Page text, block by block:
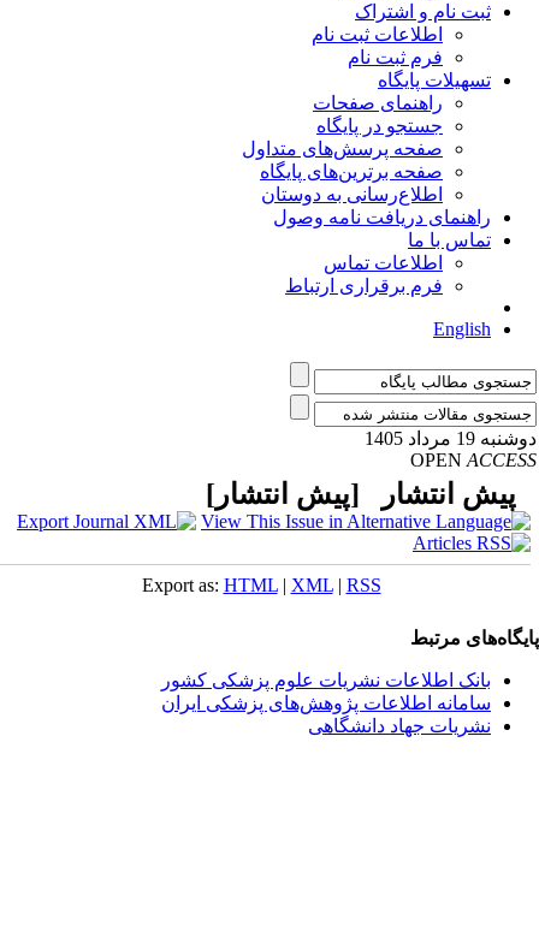
ثبت نام و اشتراک
اطلاعات ثبت نام
فرم ثبت نام
تسهیلات پایگاه
راهنمای صفحات
جستجو در پایگاه
صفحه پرسش‌های متداول
صفحه برترین‌های پایگاه
اطلاع‌رسانی به دوستان
راهنمای دریافت نامه وصول
تماس با ما
اطلاعات تماس
فرم برقراری ارتباط
English
19 مرداد 1405
OPEN
انتشار [ پیش انتشار]
Export as:HTML |XML|RSS
مرتبط
بانک اطلاعات نشریات علوم پزشکی کشور
سامانه اطلاعات پژوهش‌های پزشکی ایران
نشریات جهاد دانشگاهی